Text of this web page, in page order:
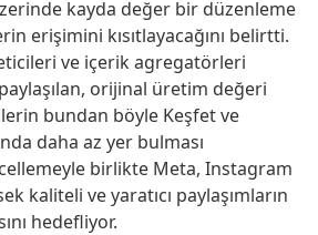
kayda değer bir düzenleme
erişimini kısıtlayacağını belirtti.
ve içerik agregatörleri
orijinal üretim değeri
bundan böyle Keşfet ve
daha az yer bulması
birlikte Meta, Instagram
kaliteli ve yaratıcı paylaşımların
hedefliyor.